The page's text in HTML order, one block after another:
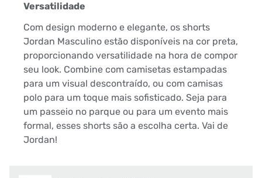
Versatilidade
Com design moderno e elegante, os shorts
Jordan Masculino estão disponíveis na cor preta,
proporcionando versatilidade na hora de compor
seu look. Combine com camisetas estampadas
para um visual descontraído, ou com camisas
polo para um toque mais sofisticado. Seja para
um passeio no parque ou para um evento mais
formal, esses shorts são a escolha certa. Vai de
Jordan!